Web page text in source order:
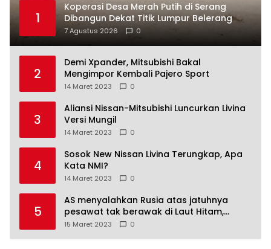
1
Koperasi Desa Merah Putih di Serang
Dibangun Dekat Titik Lumpur Belerang
7 Agustus 2026 0
2
Demi Xpander, Mitsubishi Bakal
Mengimpor Kembali Pajero Sport
14 Maret 2023 0
3
Aliansi Nissan-Mitsubishi Luncurkan Livina
Versi Mungil
14 Maret 2023 0
4
Sosok New Nissan Livina Terungkap, Apa
Kata NMI?
14 Maret 2023 0
5
AS menyalahkan Rusia atas jatuhnya
pesawat tak berawak di Laut Hitam,
Moskow menyangkal
15 Maret 2023 0